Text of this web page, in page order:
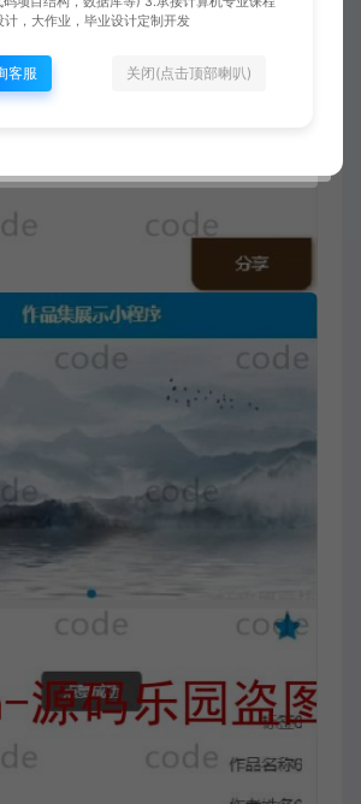
计，大作业，毕业设计定制开发
客服 关闭(点击顶部喇叭)